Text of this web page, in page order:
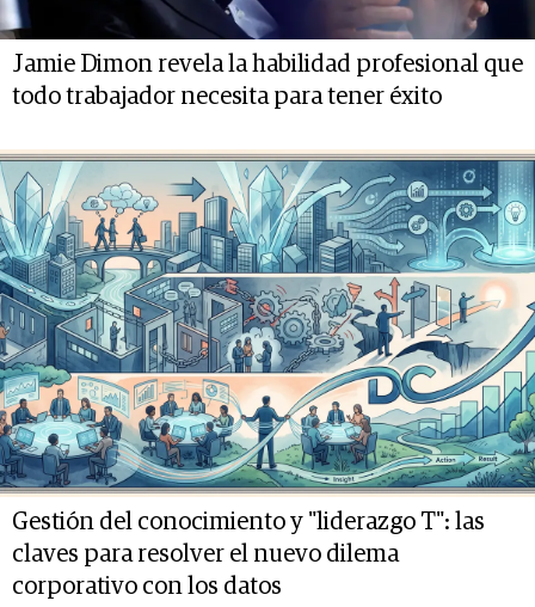
Jamie Dimon revela la habilidad profesional que
todo trabajador necesita para tener éxito
Gestión del conocimiento y "liderazgo T": las
claves para resolver el nuevo dilema
corporativo con los datos